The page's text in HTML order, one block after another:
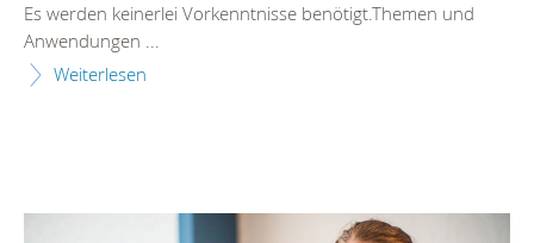
Es werden keinerlei Vorkenntnisse benötigt.Themen und
Anwendungen ...
Weiterlesen